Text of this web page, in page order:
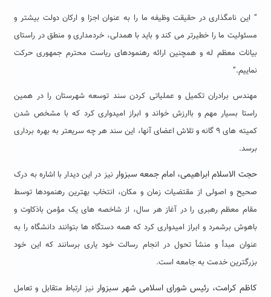
” این نامگذاری در حقیقت وظیفه ما را به عنوان اجزا و ارکان دولت بیشتر و
مسئولیت ما را خطیرتر می کند و باید با همدلی، خردمداری و منطق در راستای
بیانات معظم له و همچنین ارائه رهنمودهای ریاست محترم جمهوری حرکت
نماییم.”
مهندس برادران تکمیل و عملیاتی کردن سند توسعه شهرستان را در همین
راستا بسیار مهم و باارزش خواند و ابراز امیدواری کرد که با مشخص شدن
کمیته های ۹ گانه و تلاش اعضای آنها، این سند هر چه سریعتر به بهره برداری
برسد.
حجت الاسلام ابراهیمی، امام جمعه سبزوار نیز در این دیدار با اشاره به درک
صحیح و اصولی از مقتضیات زمان و مکان، انتخاب بهترین رهنمودها توسط
مقام معظم رهبری را در آغاز هر سال، از شاخصه های یک مؤمن باذکاوت و
باهوش برشمرد و ابراز امیدواری کرد که همه دستگاه ها بتوانند دانشگاه را به
عنوان مبدأ و منشأ تحول در انجام رسالت خود یاری برسانند که این خود
بزرگترین خدمت به جامعه است.
کاظم کرامت، رئیس شورای اسلامی شهر سبزوار نیز ارتباط متقابل و تعامل